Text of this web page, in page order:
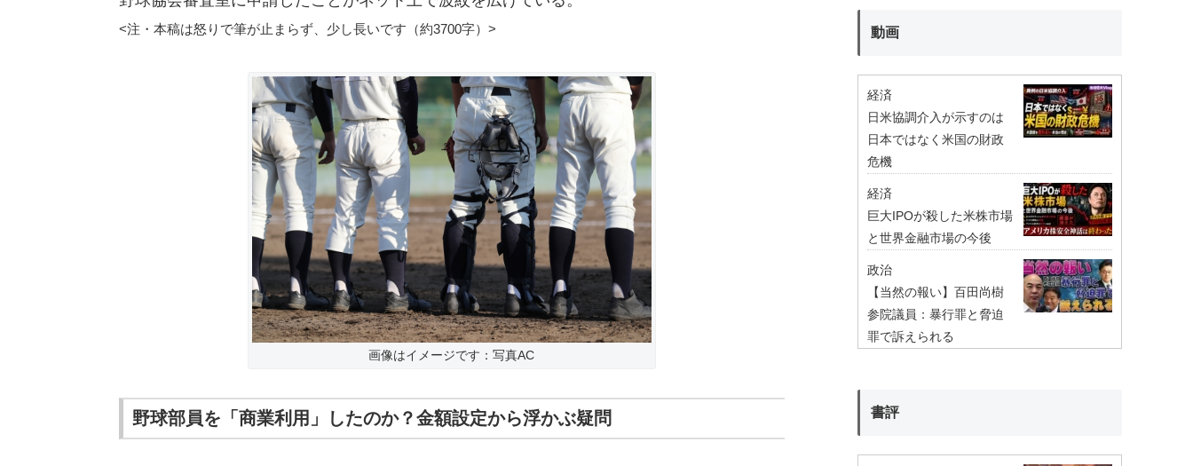
<注・本稿は怒りで筆が止まらず、少し長いです（約3700字）>
画像はイメージです：写真AC
野球部員を「商業利用」したのか？金額設定から浮かぶ疑問
動画
経済
日米協調介入が示すのは
日本ではなく米国の財政
危機
経済
巨大IPOが殺した米株市場
と世界金融市場の今後
政治
【当然の報い】百田尚樹
参院議員：暴行罪と脅迫
罪で訴えられる
書評